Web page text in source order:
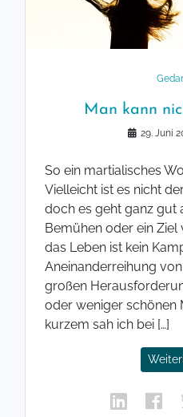
Man kann
29. Juni
So ein martialisches
Vielleicht ist es nicht
doch es geht ganz gut
Bemühen oder ein
das Leben ist kein
Aneinanderreihung
großen
oder weniger schönen
kurzem sah ich bei […]